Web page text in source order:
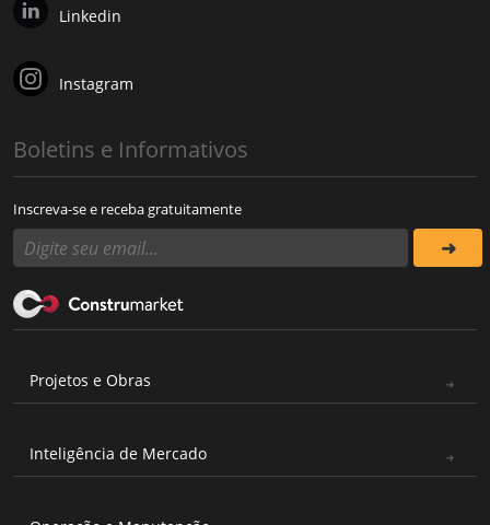
Linkedin
Instagram
Boletins e Informativos
Inscreva-se e receba gratuitamente
Projetos e Obras
Inteligência de Mercado